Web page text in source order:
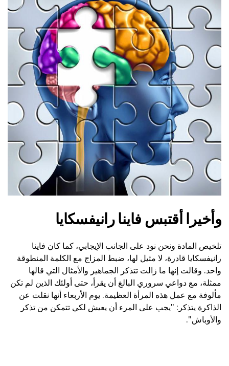
وأخيرا أقتبس فاينا رانيفسكايا
تلخيص المادة ونحن نود على الجانب الإيجابي، كما كان فاينا
رانيفسكايا قادرة، لا مثيل لها، ضبط المزاج مع الكلمة المنطوقة
واحد. وقالت إنها ما زالت تتذكر الجماهير والأمثال التي قالها
ممثلة، مع دواعي سروري البالغ أن يقرأ، حتى أولئك الذين لم تكن
مألوفة مع عمل هذه المرأة العظيمة. يوم الأربعاء أنها نقلت عن
الذاكرة يتذكر: "يجب على المرء أن يعيش لكي تتمكن من تذكر
والأوباش".